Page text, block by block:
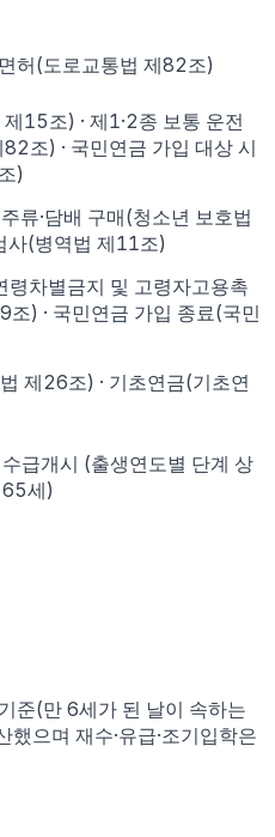
허(도로교통법 제82조)
15조) · 제1·2종 보통 운전
조) · 국민연금 가입 대상 시
)
류·담배 구매(청소년 보호법
사(병역법 제11조)
령차별금지 및 고령자고용촉
조) · 국민연금 가입 종료(국민
제26조) · 기초연금(기초연
급개시 (출생연도별 단계 상
세)
준(만 6세가 된 날이 속하는
으며 재수·유급·조기입학은